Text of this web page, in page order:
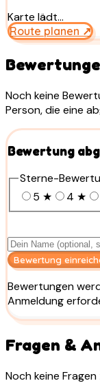
Karte lädt…
Route planen ↗
Noch keine
Person, die eine
Bewertung
Sterne-
5 ★ 4 ★
Bewertung
Bewertungen
Anmeldung
Fragen &
Noch keine